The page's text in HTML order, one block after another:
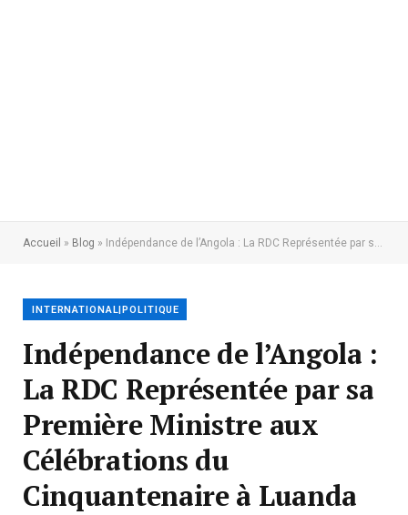
Accueil » Blog » Indépendance de l’Angola : La RDC Représentée par sa Première Ministre aux Célébrations du Cinquantenaire à Luanda
INTERNATIONAL|POLITIQUE
Indépendance de l’Angola :
La RDC Représentée par sa
Première Ministre aux
Célébrations du
Cinquantenaire à Luanda